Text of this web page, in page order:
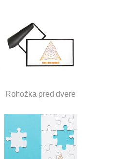
Rohožka pred dvere